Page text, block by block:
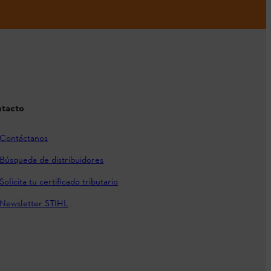
Contáctanos
Búsqueda de distribuidores
Solicita tu certificado tributario
Newsletter STIHL